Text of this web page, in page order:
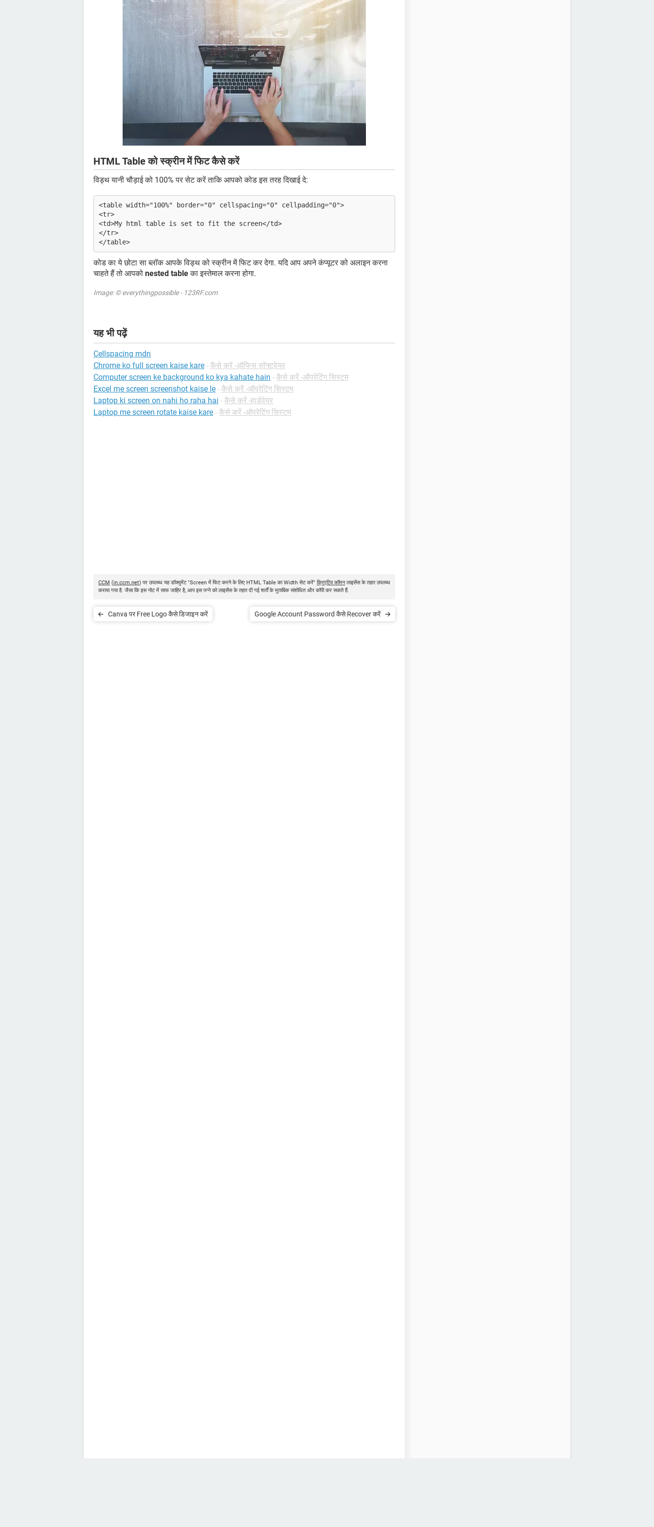
HTML Table को स्क्रीन में फिट कैसे करें
विड्थ यानी चौड़ाई को 100% पर सेट करें ताकि आपको कोड इस तरह दिखाई दे:
<table width="100%" border="0" cellspacing="0" cellpadding="0">
<tr>
<td>My html table is set to fit the screen</td>
</tr>
</table>
कोड का ये छोटा सा ब्लॉक आपके विड्थ को स्क्रीन में फिट कर देगा. यदि आप अपने कंप्यूटर को अलाइन करना
चाहते हैं तो आपको nested tableका इस्तेमाल करना होगा.
Image: © everythingpossible - 123RF.com
यह भी पढ़ें
Cellspacing mdn
Chrome ko full screen kaise kare - कैसे करें -ऑफिस सॉफ्टवेयर
Computer screen ke background ko kya kahate hain - कैसे करें -ऑपरेटिंग सिस्टम
Excel me screen screenshot kaise le - कैसे करें -ऑपरेटिंग सिस्टम
Laptop ki screen on nahi ho raha hai - कैसे करें -हार्डवेयर
Laptop me screen rotate kaise kare - कैसे करें -ऑपरेटिंग सिस्टम
CCM (in.ccm.net) पर उपलब्ध यह डॉक्युमेंट "Screen में फिट करने के लिए HTML Table का Width सेट करें" क्रिएटिव कॉमनलाइसेंस के तहत उपलब्ध
कराया गया है. जैसा कि इस नोट में साफ जाहिर है, आप इस पन्ने को लाइसेंस के तहत दी गई शर्तों के मुताबिक संशोधित और कॉपी कर सकते हैं.
Canva पर Free Logo कैसे डिजाइन करें Google Account Password कैसे Recover करें